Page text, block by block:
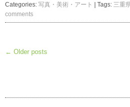
Categories: 写真・美術・アート | Tags: 三重
comments
← Older posts